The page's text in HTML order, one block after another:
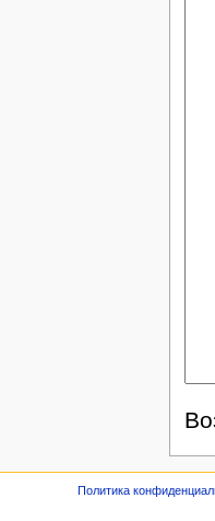
Политика